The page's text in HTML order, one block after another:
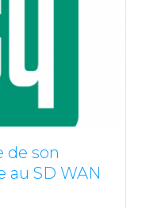
de son
au SD WAN